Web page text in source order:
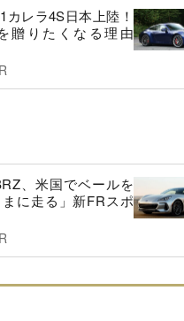
カレラ4S日本上陸！
贈りたくなる理由
、米国でベールを
に走る」新FRスポ